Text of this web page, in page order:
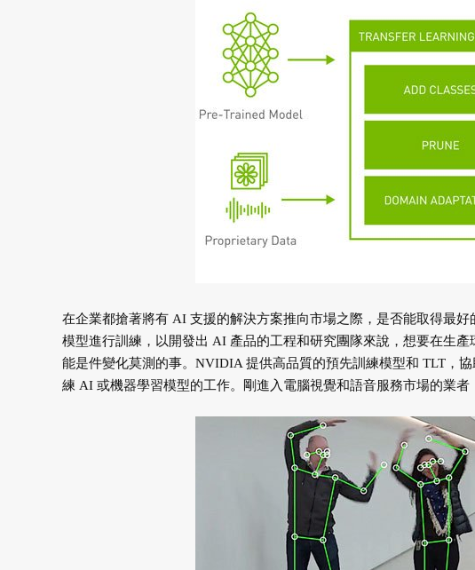
在企業都搶著將有 AI 支援的解決方案推向市場之際，是否能取得最
模型進行訓練，以開發出 AI 產品的工程和研究團隊來說，想要在生
能是件變化莫測的事。NVIDIA 提供高品質的預先訓練模型和 TLT，
練 AI 或機器學習模型的工作。剛進入電腦視覺和語音服務市場的業